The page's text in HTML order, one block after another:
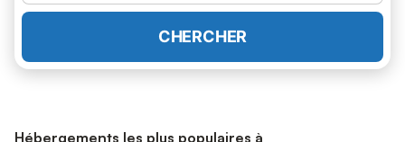
CHERCHER
Hébergements les plus populaires à